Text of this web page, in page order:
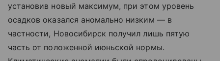
установив новый максимум, при этом уровень
осадков оказался аномально низким — в
частности, Новосибирск получил лишь пятую
часть от положенной июньской нормы.